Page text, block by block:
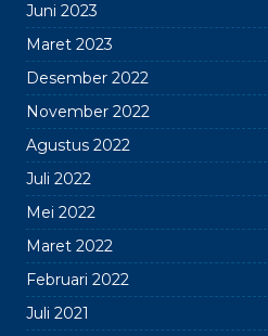
Juni 2023
Maret 2023
Desember 2022
November 2022
Agustus 2022
Juli 2022
Mei 2022
Maret 2022
Februari 2022
Juli 2021